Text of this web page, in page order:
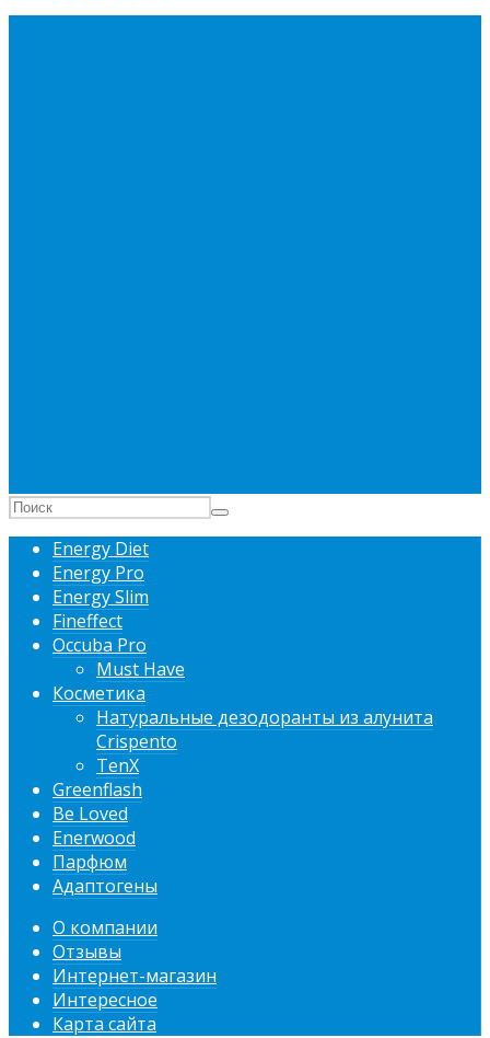
Energy Diet
Energy Pro
Energy Slim
Fineffect
Occuba Pro
Must Have
Косметика
Натуральные дезодоранты из алунита
Crispento
TenX
Greenflash
Be Loved
Enerwood
Парфюм
Адаптогены
О компании
Отзывы
Интернет-магазин
Интересное
Карта сайта